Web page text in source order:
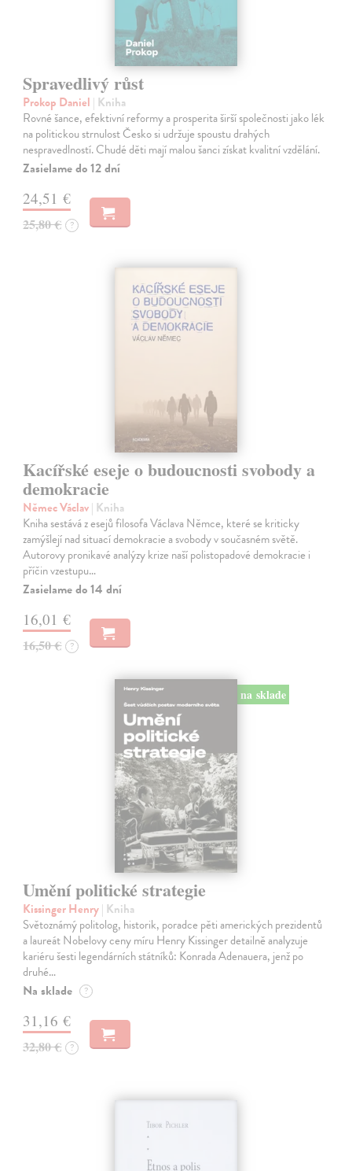
Spravedlivý růst
Prokop Daniel | Kniha
Rovné šance, efektivní reformy a prosperita širší společnosti jako lék
na politickou strnulost Česko si udržuje spoustu drahých
nespravedlností. Chudé děti mají malou šanci získat kvalitní vzdělání.
Zasielame do 12 dní
24,51 €
25,80 € ?
Kacířské eseje o budoucnosti svobody a
demokracie
Němec Václav| Kniha
Kniha sestává z esejů filosofa Václava Němce, které se kriticky
zamýšlejí nad situací demokracie a svobody v současném světě.
Autorovy pronikavé analýzy krize naší polistopadové demokracie i
příčin vzestupu…
Zasielame do 14 dní
16,01 €
16,50 € ?
na sklade
Umění politické strategie
Kissinger Henry| Kniha
Světoznámý politolog, historik, poradce pěti amerických prezidentů
a laureát Nobelovy ceny míru Henry Kissinger detailně analyzuje
kariéru šesti legendárních státníků: Konrada Adenauera, jenž po
druhé…
Na sklade ?
31,16 €
32,80 € ?